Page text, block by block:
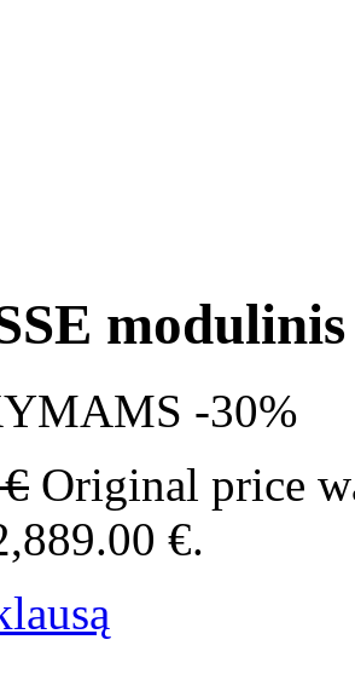
-30%
€ Original price
€.